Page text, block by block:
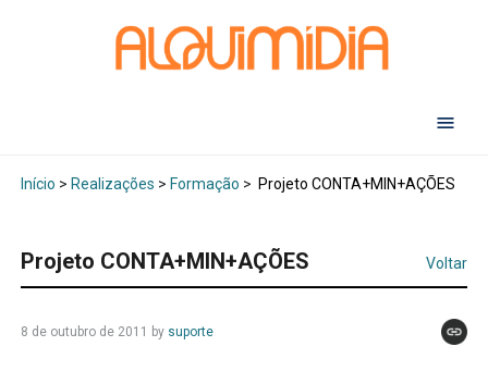
Início > Realizações > Formação > Projeto CONTA+MIN+AÇÕES
Projeto CONTA+MIN+AÇÕES Voltar
8 de outubro de 2011 by suporte